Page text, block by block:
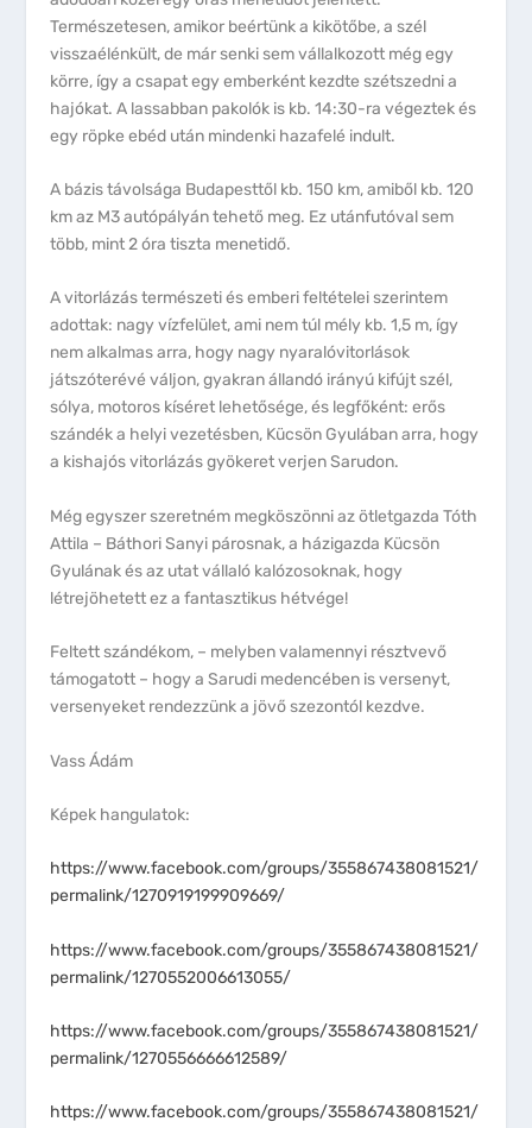
Természetesen, amikor beértünk a kikötőbe, a szél
visszaélénkült, de már senki sem vállalkozott még egy
körre, így a csapat egy emberként kezdte szétszedni a
hajókat. A lassabban pakolók is kb. 14:30-ra végeztek és
egy röpke ebéd után mindenki hazafelé indult.
A bázis távolsága Budapesttől kb. 150 km, amiből kb. 120
km az M3 autópályán tehető meg. Ez utánfutóval sem
több, mint 2 óra tiszta menetidő.
A vitorlázás természeti és emberi feltételei szerintem
adottak: nagy vízfelület, ami nem túl mély kb. 1,5 m, így
nem alkalmas arra, hogy nagy nyaralóvitorlások
játszóterévé váljon, gyakran állandó irányú kifújt szél,
sólya, motoros kíséret lehetősége, és legfőként: erős
szándék a helyi vezetésben, Kücsön Gyulában arra, hogy
a kishajós vitorlázás gyökeret verjen Sarudon.
Még egyszer szeretném megköszönni az ötletgazda Tóth
Attila – Báthori Sanyi párosnak, a házigazda Kücsön
Gyulának és az utat vállaló kalózosoknak, hogy
létrejöhetett ez a fantasztikus hétvége!
Feltett szándékom, – melyben valamennyi résztvevő
támogatott – hogy a Sarudi medencében is versenyt,
versenyeket rendezzünk a jövő szezontól kezdve.
Vass Ádám
Képek hangulatok:
https://www.facebook.com/groups/355867438081521/
permalink/1270919199909669/
https://www.facebook.com/groups/355867438081521/
permalink/1270552006613055/
https://www.facebook.com/groups/355867438081521/
permalink/1270556666612589/
https://www.facebook.com/groups/355867438081521/